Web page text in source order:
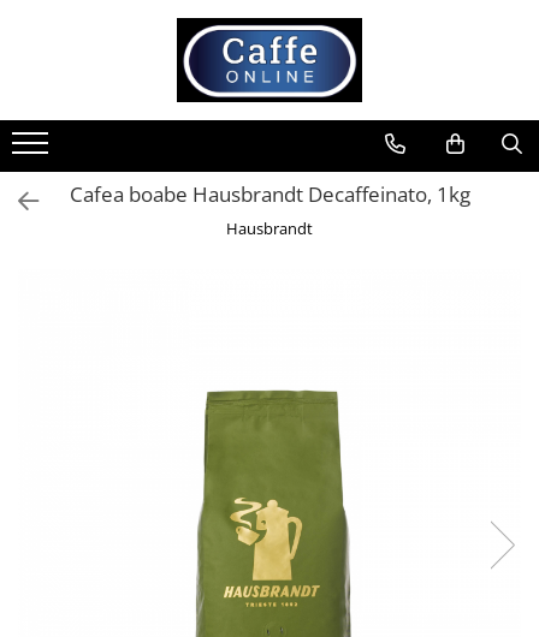
Cafea
Cafea Boabe
Capsule Cafea
Cafea boabe Hausbrandt Decaffeinato, 1kg
Hausbrandt